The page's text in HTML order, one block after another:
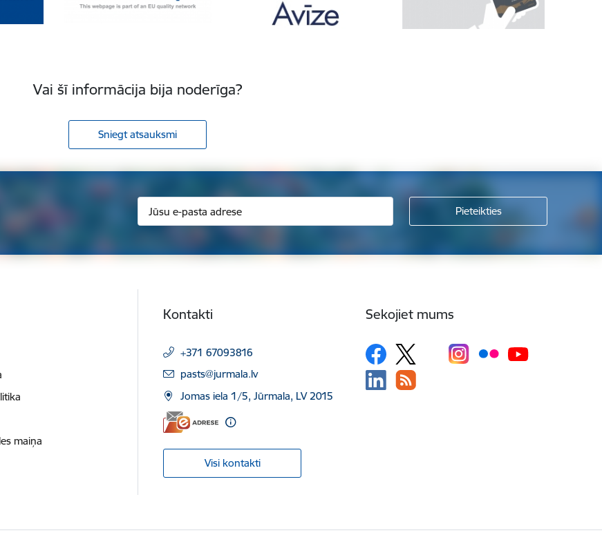
Vai šī informācija bija noderīga?
Sniegt atsauksmi
maiņa
Kontakti
+371 67093816
E-pasts:
pasts@jurmala.lv
Jomas iela 1/5, Jūrmala, LV 2015
Visi kontakti
Sekojiet mums